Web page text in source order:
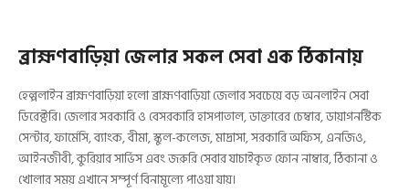
ব্রাহ্মণবাড়িয়া জেলার সকল সেবা এক ঠিকানায়
হেল্পলাইন ব্রাহ্মণবাড়িয়া হলো ব্রাহ্মণবাড়িয়া জেলার সবচেয়ে বড় অনলাইন সেবা
ডিরেক্টরি। জেলার সরকারি ও বেসরকারি হাসপাতাল, ডাক্তারের চেম্বার, ডায়াগনস্টিক
সেন্টার, ফার্মেসি, ব্যাংক, বীমা, স্কুল-কলেজ, মাদ্রাসা, সরকারি অফিস, এনজিও,
আইনজীবী, কুরিয়ার সার্ভিস এবং জরুরি সেবার যাচাইকৃত ফোন নাম্বার, ঠিকানা ও
খোলার সময় এখানে সম্পূর্ণ বিনামূল্যে পাওয়া যায়।